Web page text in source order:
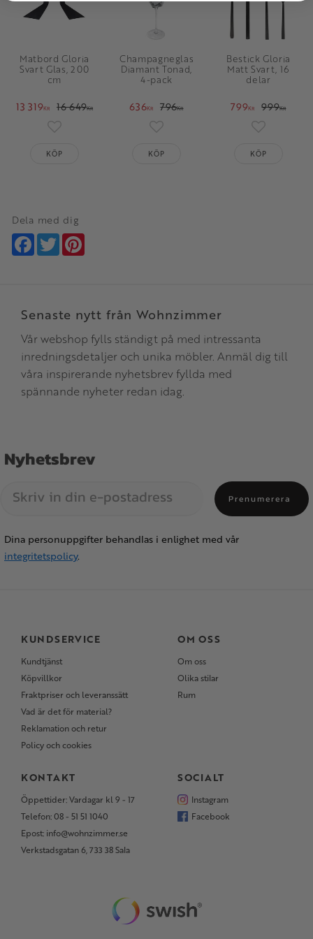
Matbord Gloria
Svart Glas, 200
cm
13 319KR 16 649KR
KÖP
Champagneglas
Diamant Tonad,
4-pack
636KR 796KR
KÖP
Bestick Gloria
Matt Svart, 16
delar
799KR 999KR
KÖP
Dela med dig
Facebook
Twitter
Senaste nytt från Wohnzimmer
Vår webshop fylls ständigt på med intressanta
inredningsdetaljer och unika möbler. Anmäl dig till
våra inspirerande nyhetsbrev fyllda med
spännande nyheter redan idag.
Nyhetsbrev
Prenumerera
Dina personuppgifter behandlas i enlighet med vår
integritetspolicy.
KUNDSERVICE
Kundtjänst
Köpvillkor
Fraktpriser och leveranssätt
Vad är det för material?
Reklamation och retur
Policy och cookies
OM OSS
Om oss
Olika stilar
Rum
KONTAKT
Öppettider: Vardagar kl 9 - 17
Telefon: 08 - 51 51 1040
Epost: info@wohnzimmer.se
Verkstadsgatan 6, 733 38 Sala
SOCIALT
Instagram
Facebook